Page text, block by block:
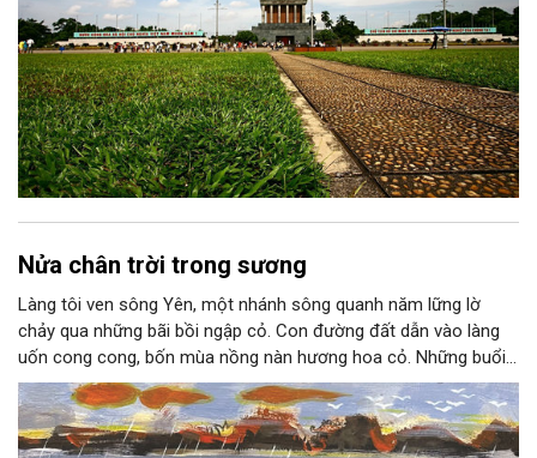
Nửa chân trời trong sương
Làng tôi ven sông Yên, một nhánh sông quanh năm lững lờ
chảy qua những bãi bồi ngập cỏ. Con đường đất dẫn vào làng
uốn cong cong, bốn mùa nồng nàn hương hoa cỏ. Những buổi
hoàng hôn, khi nắng đã dịu xuống phía cuối sông, đám hoa tím
lại thẫm màu như có ai vừa rắc lên một lớp khói.